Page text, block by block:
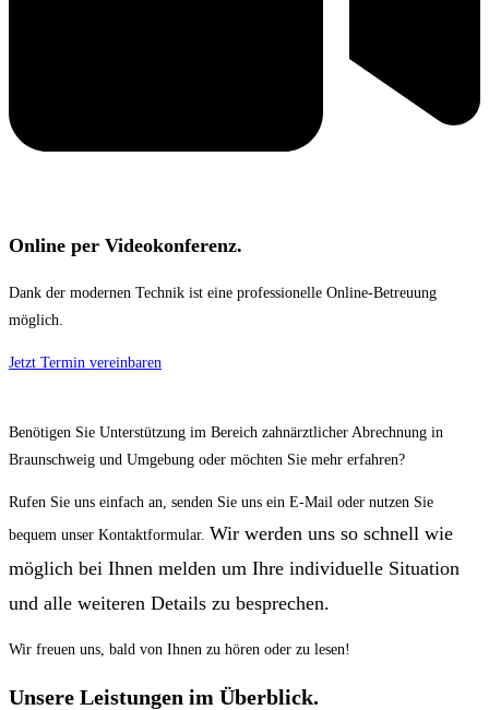
Online per Videokonferenz.
Dank der modernen Technik ist eine professionelle Online-Betreuung
möglich.
Jetzt Termin vereinbaren
Benötigen Sie Unterstützung im Bereich zahnärztlicher Abrechnung in
Braunschweig und Umgebung oder möchten Sie mehr erfahren?
Rufen Sie uns einfach an, senden Sie uns ein E-Mail oder nutzen Sie
bequem unser Kontaktformular. Wir werden uns so schnell wie
möglich bei Ihnen melden um Ihre individuelle Situation
und alle weiteren Details zu besprechen.
Wir freuen uns, bald von Ihnen zu hören oder zu lesen!
Unsere Leistungen im Überblick.